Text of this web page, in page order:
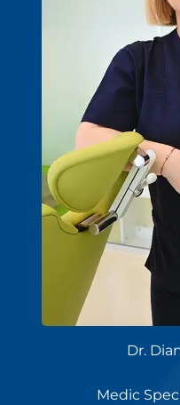
Dr.
Medic